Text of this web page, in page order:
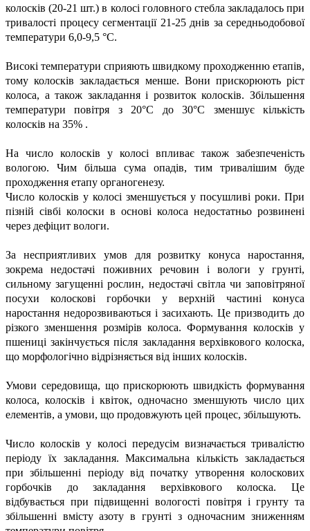
колосків (20-21 шт.) в колосі головного стебла закладалось при
тривалості процесу сегментації 21-25 днів за середньодобової
температури 6,0-9,5 °С.
Високі температури сприяють швидкому проходженню етапів,
тому колосків закладається менше. Вони прискорюють ріст
колоса, а також закладання і розвиток колосків. Збільшення
температури повітря з 20°С до 30°С зменшує кількість
колосків на 35% .
На число колосків у колосі впливає також забезпеченість
вологою. Чим більша сума опадів, тим тривалішим буде
проходження етапу органогенезу.
Число колосків у колосі зменшується у посушливі роки. При
пізній сівбі колоски в основі колоса недостатньо розвинені
через дефіцит вологи.
За несприятливих умов для розвитку конуса наростання,
зокрема недостачі поживних речовин і вологи у грунті,
сильному загущенні рослин, недостачі світла чи заповітряної
посухи колоскові горбочки у верхній частині конуса
наростання недорозвиваються і засихають. Це призводить до
різкого зменшення розмірів колоса. Формування колосків у
пшениці закінчується після закладання верхівкового колоска,
що морфологічно відрізняється від інших колосків.
Умови середовища, що прискорюють швидкість формування
колоса, колосків і квіток, одночасно зменшують число цих
елементів, а умови, що продовжують цей процес, збільшують.
Число колосків у колосі передусім визначається тривалістю
періоду їх закладання. Максимальна кількість закладається
при збільшенні періоду від початку утворення колоскових
горбочків до закладання верхівкового колоска. Це
відбувається при підвищенні вологості повітря і грунту та
збільшенні вмісту азоту в грунті з одночасним зниженням